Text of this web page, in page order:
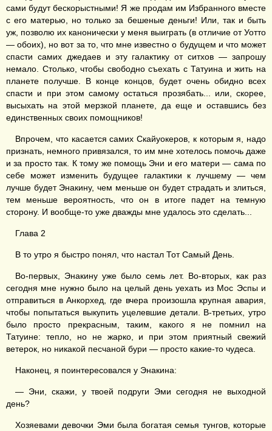
сами будут бескорыстными! Я же продам им Избранного вместе
с его матерью, но только за бешеные деньги! Или, так и быть
уж, позволю их канонически у меня выиграть (в отличие от Уотто
— обоих), но вот за то, что мне известно о будущем и что может
спасти самих джедаев и эту галактику от ситхов — запрошу
немало. Столько, чтобы свободно съехать с Татуина и жить на
планете получше. В конце концов, будет очень обидно всех
спасти и при этом самому остаться прозябать... или, скорее,
высыхать на этой мерзкой планете, да еще и оставшись без
единственных своих помощников!
Впрочем, что касается самих Скайуокеров, к которым я, надо
признать, немного привязался, то им мне хотелось помочь даже
и за просто так. К тому же помощь Эни и его матери — сама по
себе может изменить будущее галактики к лучшему — чем
лучше будет Энакину, чем меньше он будет страдать и злиться,
тем меньше вероятность, что он в итоге падет на темную
сторону. И вообще-то уже дважды мне удалось это сделать...
Глава 2
В то утро я быстро понял, что настал Тот Самый День.
Во-первых, Энакину уже было семь лет. Во-вторых, как раз
сегодня мне нужно было на целый день уехать из Мос Эспы и
отправиться в Анкорхед, где вчера произошла крупная авария,
чтобы попытаться выкупить уцелевшие детали. В-третьих, утро
было просто прекрасным, таким, какого я не помнил на
Татуине: тепло, но не жарко, и при этом приятный свежий
ветерок, но никакой песчаной бури — просто какие-то чудеса.
Наконец, я поинтересовался у Энакина:
— Эни, скажи, у твоей подруги Эми сегодня не выходной
день?
Хозяевами девочки Эми была богатая семья тунгов, которые